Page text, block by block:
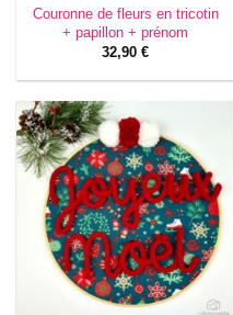
Couronne de fleurs en tricotin
+ papillon + prénom
32,90 €